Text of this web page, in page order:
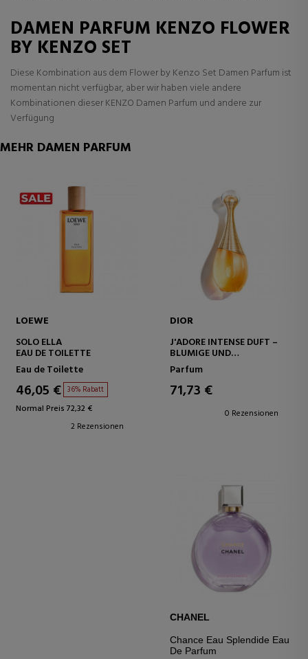
DAMEN PARFUM KENZO FLOWER
BY KENZO SET
Diese Kombination aus dem Flower by Kenzo Set Damen Parfum ist
momentan nicht verfügbar, aber wir haben viele andere
Kombinationen dieser KENZO Damen Parfum und andere zur
Verfügung
MEHR DAMEN PARFUM
LOEWE
SOLO ELLA
EAU DE TOILETTE
Eau de Toilette
46,05 € 36% Rabatt
Normal Preis 72,32 €
2 Rezensionen
DIOR
J'ADORE INTENSE DUFT –
BLUMIGE UND
HONIGARTIGE NOTEN
Parfum
71,73 €
0 Rezensionen
CHANEL
Chance Eau Splendide Eau
De Parfum